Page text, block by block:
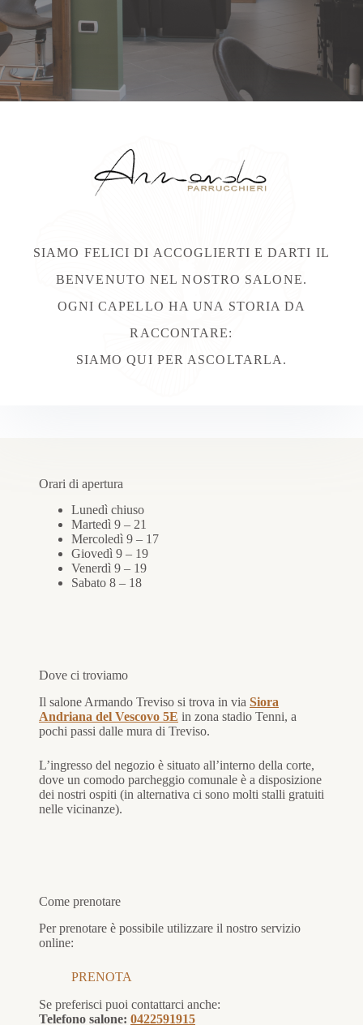
SIAMO FELICI DI ACCOGLIERTI E DARTI IL
BENVENUTO NEL NOSTRO SALONE.
OGNI CAPELLO HA UNA STORIA DA
RACCONTARE:
SIAMO QUI PER ASCOLTARLA.
Orari di apertura
Lunedì chiuso
Martedì 9 – 21
Mercoledì 9 – 17
Giovedì 9 – 19
Venerdì 9 – 19
Sabato 8 – 18
Dove ci troviamo
Il salone Armando Treviso si trova in via Siora
Andriana del Vescovo 5E in zona stadio Tenni, a
pochi passi dalle mura di Treviso.
L’ingresso del negozio è situato all’interno della corte,
dove un comodo parcheggio comunale è a disposizione
dei nostri ospiti (in alternativa ci sono molti stalli gratuiti
nelle vicinanze).
Come prenotare
Per prenotare è possibile utilizzare il nostro servizio
online:
PRENOTA
Se preferisci puoi contattarci anche:
Telefono salone: 0422591915